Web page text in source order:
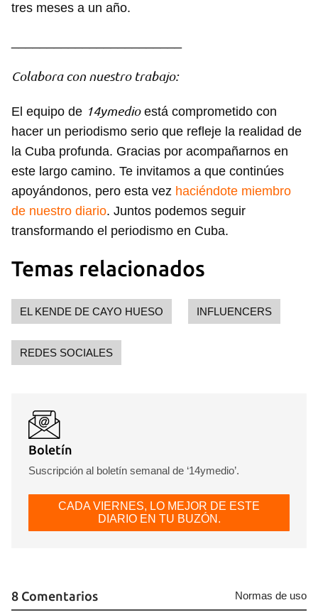
tres meses a un año.
Colabora con nuestro trabajo:
El equipo de 14ymedioestá comprometido con
hacer un periodismo serio que refleje la realidad de
la Cuba profunda. Gracias por acompañarnos en
este largo camino. Te invitamos a que continúes
apoyándonos, pero esta vez haciéndote miembro
de nuestro diario. Juntos podemos seguir
transformando el periodismo en Cuba.
Temas relacionados
EL KENDE DE CAYO HUESO INFLUENCERS
REDES SOCIALES
Boletín
Suscripción al boletín semanal de ‘14ymedio’.
CADA VIERNES, LO MEJOR DE ESTE
DIARIO EN TU BUZÓN.
8 Comentarios Normas de uso